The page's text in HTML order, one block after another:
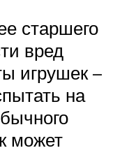
старшего
вред
игрушек –
на
может